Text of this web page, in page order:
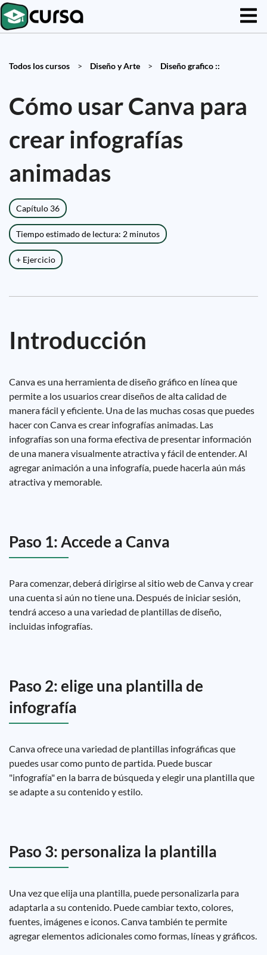
Todos los cursos > Diseño y Arte > Diseño grafico ::
Cómo usar Canva para
crear infografías
animadas
Capítulo 36
Tiempo estimado de lectura: 2 minutos
+ Ejercicio
Introducción
Canva es una herramienta de diseño gráfico en línea que
permite a los usuarios crear diseños de alta calidad de
manera fácil y eficiente. Una de las muchas cosas que puedes
hacer con Canva es crear infografías animadas. Las
infografías son una forma efectiva de presentar información
de una manera visualmente atractiva y fácil de entender. Al
agregar animación a una infografía, puede hacerla aún más
atractiva y memorable.
Paso 1: Accede a Canva
Para comenzar, deberá dirigirse al sitio web de Canva y crear
una cuenta si aún no tiene una. Después de iniciar sesión,
tendrá acceso a una variedad de plantillas de diseño,
incluidas infografías.
Paso 2: elige una plantilla de
infografía
Canva ofrece una variedad de plantillas infográficas que
puedes usar como punto de partida. Puede buscar
"infografía" en la barra de búsqueda y elegir una plantilla que
se adapte a su contenido y estilo.
Paso 3: personaliza la plantilla
Una vez que elija una plantilla, puede personalizarla para
adaptarla a su contenido. Puede cambiar texto, colores,
fuentes, imágenes e iconos. Canva también te permite
agregar elementos adicionales como formas, líneas y gráficos.